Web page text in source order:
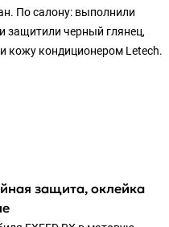
По салону: выполнили
защитили черный глянец,
кожу кондиционером Letech.
защита, оклейка